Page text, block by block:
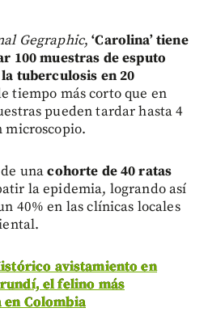
Gegraphic, ‘Carolina’ tiene
100 muestras de esputo
tuberculosis en 20
tiempo más corto que en
pueden tardar hasta 4
microscopio.
unacohorte de 40 ratas
la epidemia, logrando así
40% en las clínicas locales
avistamiento en
el felino más
Colombia